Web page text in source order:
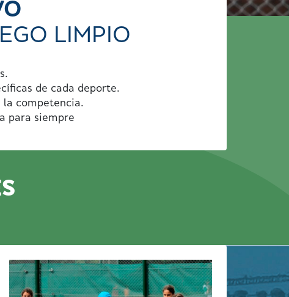
LIMPIO
de cada deporte.
la competencia.
para siempre